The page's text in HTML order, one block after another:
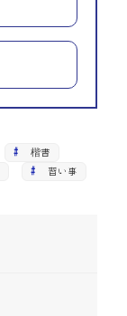
楷書
習い事